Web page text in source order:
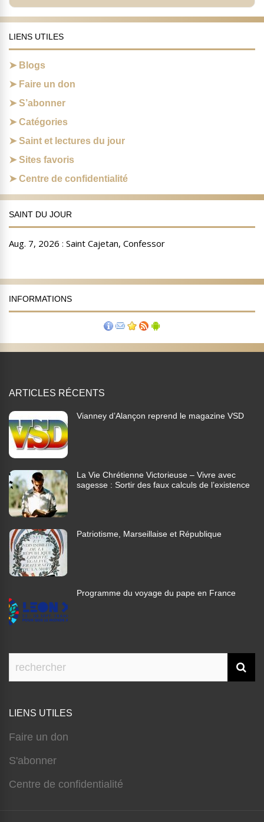
LIENS UTILES
Blogs
Faire un don
S’abonner
Catégories
Saint et lectures du jour
Sites favoris
Centre de confidentialité
SAINT DU JOUR
INFORMATIONS
ARTICLES RÉCENTS
Vianney d’Alançon reprend le magazine VSD
La Vie Chrétienne Victorieuse – Vivre avec
sagesse : Sortir des faux calculs de l’existence
Patriotisme, Marseillaise et République
Programme du voyage du pape en France
LIENS UTILES
Faire un don
S'abonner
Centre de confidentialité